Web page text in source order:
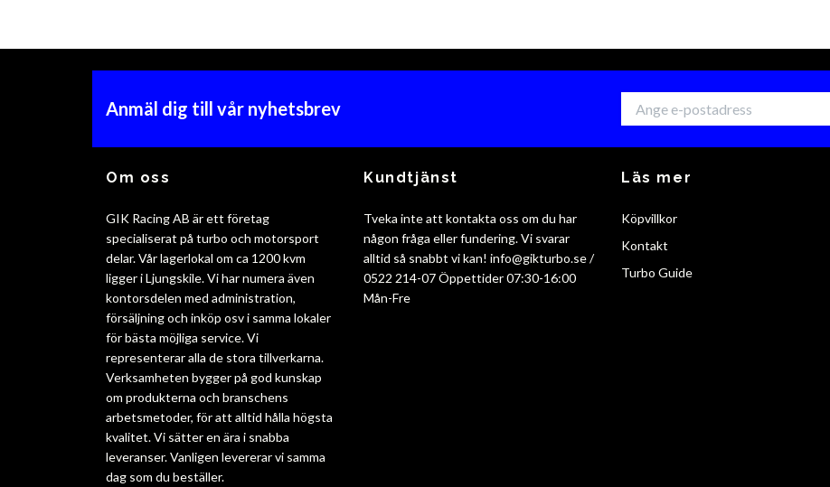
Anmäl dig till vår nyhetsbrev
Om oss
GIK Racing AB är ett företag
specialiserat på turbo och motorsport
delar. Vår lagerlokal om ca 1200 kvm
ligger i Ljungskile. Vi har numera även
kontorsdelen med administration,
försäljning och inköp osv i samma lokaler
för bästa möjliga service. Vi
representerar alla de stora tillverkarna.
Verksamheten bygger på god kunskap
om produkterna och branschens
arbetsmetoder, för att alltid hålla högsta
kvalitet. Vi sätter en ära i snabba
leveranser. Vanligen levererar vi samma
dag som du beställer.
Kundtjänst
Tveka inte att kontakta oss om du har
någon fråga eller fundering. Vi svarar
alltid så snabbt vi kan! info@gikturbo.se/
0522 214-07 Öppettider 07:30-16:00
Mån-Fre
Läs mer
Köpvillkor
Kontakt
Turbo Guide